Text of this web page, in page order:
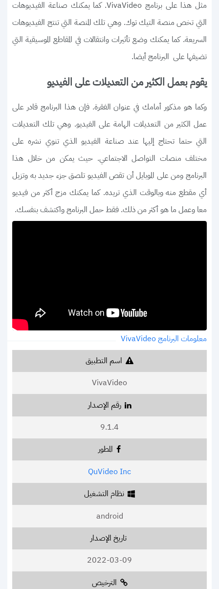
مثل هذا على برنامج VivaVideo. كما يمكنك صناعة الفيديوهات
التي تخص منصة التيك توك. وهي تلك المنصة التي تنتج الفيديوهات
السريعة. كما يمكنك وضع تأثيرات وانتقالات في المقاطع الموسيقية التي
تضيفها على البرنامج أيضا.
يقوم بعمل الكثير من التعديلات على الفيديو
وكما هو مذكور أمامك في عنوان الفقرة. فإن هذا البرنامج قادر على
عمل الكثير من التعديلات الهامة على الفيديو. وهي تلك التعديلات
التي حتما تحتاج إليها عند صناعة الفيديو الذي تنوي نشره على
مختلف منصات التواصل الاجتماعي. حيث يمكن من خلال هذا
البرنامج ومن على الموبايل أن تقص الفيديو تلصق جزء جديد به وتزيل
أي مقطع منه وبالوقت الذي تريده. كما يمكنك مزج أكثر من فيديو
معا وعمل ما هو أكثر من ذلك. فقط حمل البرنامج واكتشف بنفسك.
معلومات البرنامج VivaVideo
اسم التطبيق
VivaVideo
رقم الإصدار
9.1.4
المطور
QuVideo Inc
نظام التشغيل
android
تاريخ الإصدار
2022-03-09
الترخيص